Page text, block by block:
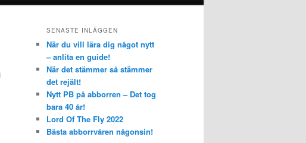
SENASTE INLÄGGEN
När du vill lära dig något nytt
– anlita en guide!
När det stämmer så stämmer
det rejält!
Nytt PB på abborren – Det tog
bara 40 år!
Lord Of The Fly 2022
Bästa abborrvåren någonsin!